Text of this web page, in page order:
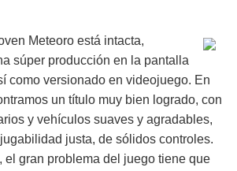
Meteoro está intacta,
súper producción en la pantalla
como versionado en videojuego. En
un título muy bien logrado, con
y vehículos suaves y agradables,
justa, de sólidos controles.
el gran problema del juego tiene que